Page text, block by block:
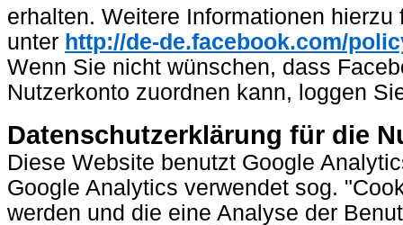
erhalten. Weitere Informationen
unter http://de-de.facebook.com/
Wenn Sie nicht wünschen, dass
Nutzerkonto zuordnen kann, loggen
Datenschutzerklärung für die
Diese Website benutzt Google
Google Analytics verwendet sog.
werden und die eine Analyse der